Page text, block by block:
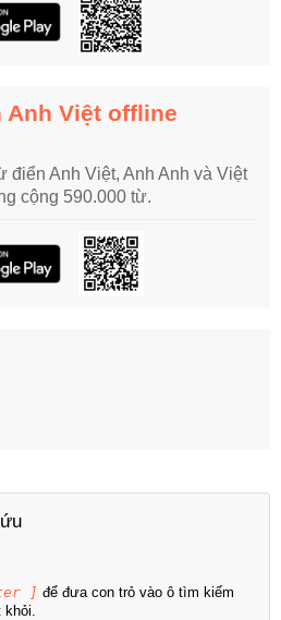
Anh Việt offline
điển Anh Việt, Anh Anh và Việt
cộng 590.000 từ.
] để đưa con trỏ vào ô tìm kiếm